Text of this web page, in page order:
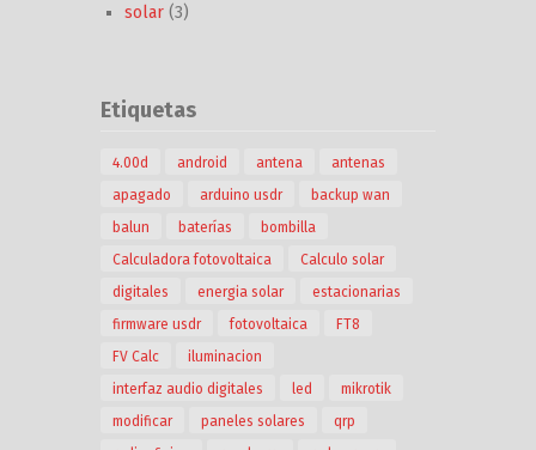
solar (3)
Etiquetas
4.00d android antena
antenas
apagado
arduino usdr
backup wan
balun
baterías
bombilla
Calculadora fotovoltaica
Calculo solar
digitales
energia solar
estacionarias
firmware usdr
fotovoltaica
FT8
FV Calc
iluminacion
interfaz audio digitales
led
mikrotik
modificar
paneles solares
qrp